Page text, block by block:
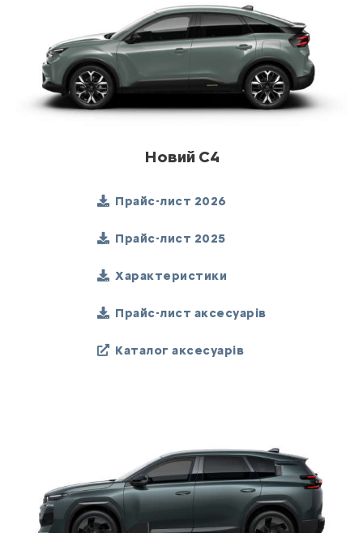
Новий C4
Прайс-лист 2026
Прайс-лист 2025
Характеристики
Прайс-лист аксесуарів
Каталог аксесуарів